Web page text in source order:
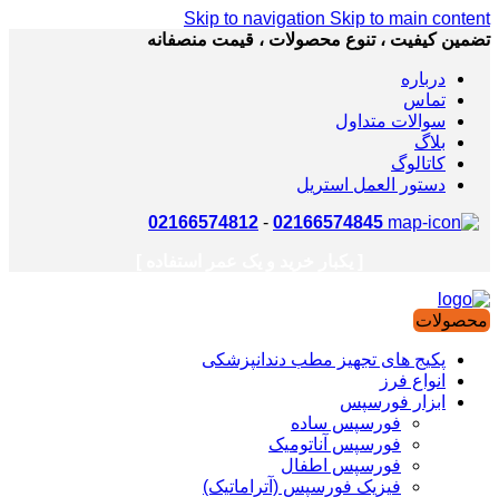
Skip to navigation Skip to main content
تضمین کیفیت ، تنوع محصولات ، قیمت منصفانه
درباره
تماس
سوالات متداول
بلاگ
کاتالوگ
دستور العمل استریل
02166574845
-
02166574812
محصولات
پکیج های تجهیز مطب دندانپزشکی
انواع فرز
ابزار فورسپس
فورسپس ساده
فورسپس آناتومیک
فورسپس اطفال
فیزیک فورسپس (آتراماتیک)